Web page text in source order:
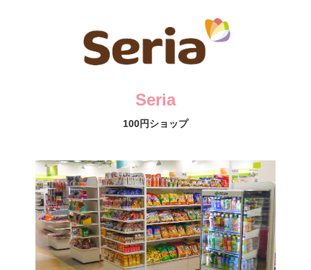
Seria
100円ショップ